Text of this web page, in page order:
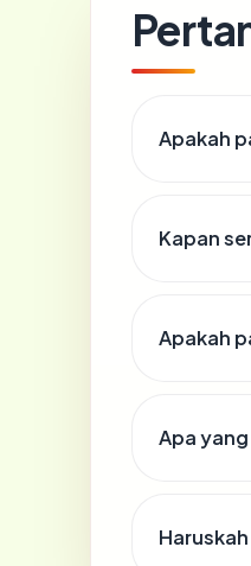
Apakah
Kapan
Apakah
Apa